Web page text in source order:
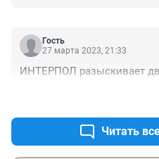
Гость
27 марта 2023, 21:33
ИНТЕРПОЛ разыскивает
Читать